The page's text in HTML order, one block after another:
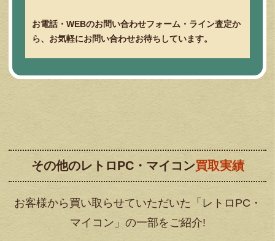
お電話・WEBのお問い合わせフォーム・ライン査定か
ら、お気軽にお問い合わせお待ちしています。
その他のレトロPC・マイコン買取実績
お客様から買い取らせていただいた「レトロPC・
マイコン」の一部をご紹介!